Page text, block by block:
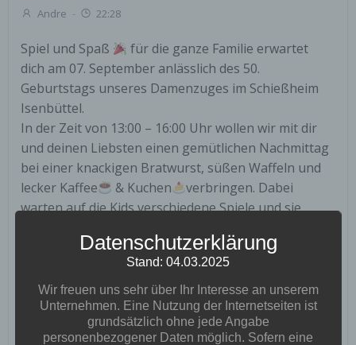
Andre - 22:28
Spiel und Spaß
für die ganze Familie erwartet
dich am 07. September anlässlich des 50.
Geburtstags unseres Damenzuges im Schießheim
Isenbüttel.
In der Zeit von 13:00 – 16:00 Uhr wollen wir mit dir
und deinen Liebsten einen gemütlichen Nachmittag
bei einer knackigen Bratwurst, süßen Waffeln und
lecker Kaffee
& Kuchen
verbringen. Dabei
warten auf die Kids verschiedene Spiele und sie
stellen. Komm doch einfach vorbei – Wir, der
Damenzug unseres Vereins, heißt dich und deine
Familie♥️-lich Willkommen
50.Geburtstag Damenzug Familientag 2019
Datenschutzerklärung
Stand: 04.03.2025
Wir freuen uns sehr über Ihr Interesse an unserem
Unternehmen. Eine Nutzung der Internetseiten ist
grundsätzlich ohne jede Angabe
personenbezogener Daten möglich. Sofern eine